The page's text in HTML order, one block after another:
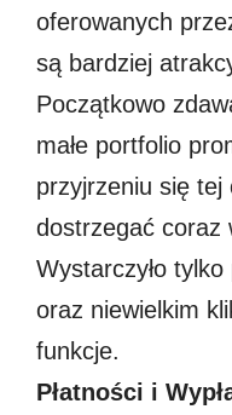
oferowanych
są bardziej
Początkowo
małe portfolio
przyjrzeniu się tej
dostrzegać coraz
Wystarczyło tylko
oraz niewielkim
funkcje.
Płatności i